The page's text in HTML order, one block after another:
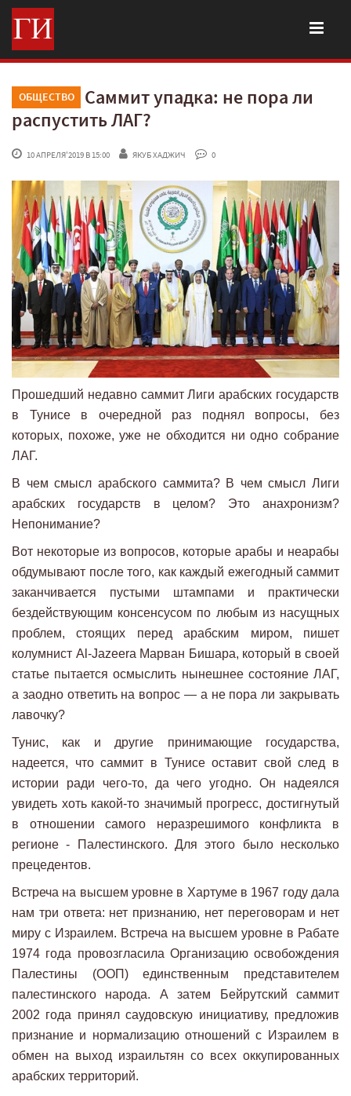
ОБЩЕСТВО
Саммит упадка: не пора ли
распустить ЛАГ?
10 АПРЕЛЯ'2019 В 15:00 ЯКУБ ХАДЖИЧ 0
Прошедший недавно саммит Лиги арабских государств
в Тунисе в очередной раз поднял вопросы, без
которых, похоже, уже не обходится ни одно собрание
ЛАГ.
В чем смысл арабского саммита? В чем смысл Лиги
арабских государств в целом? Это анахронизм?
Непонимание?
Вот некоторые из вопросов, которые арабы и неарабы
обдумывают после того, как каждый ежегодный саммит
заканчивается пустыми штампами и практически
бездействующим консенсусом по любым из насущных
проблем, стоящих перед арабским миром, пишет
колумнист Al-Jazeera Марван Бишара, который в своей
статье пытается осмыслить нынешнее состояние ЛАГ,
а заодно ответить на вопрос — а не пора ли закрывать
лавочку?
Тунис, как и другие принимающие государства,
надеется, что саммит в Тунисе оставит свой след в
истории ради чего-то, да чего угодно. Он надеялся
увидеть хоть какой-то значимый прогресс, достигнутый
в отношении самого неразрешимого конфликта в
регионе - Палестинского. Для этого было несколько
прецедентов.
Встреча на высшем уровне в Хартуме в 1967 году дала
нам три ответа: нет признанию, нет переговорам и нет
миру с Израилем. Встреча на высшем уровне в Рабате
1974 года провозгласила Организацию освобождения
Палестины (ООП) единственным представителем
палестинского народа. А затем Бейрутский саммит
2002 года принял саудовскую инициативу, предложив
признание и нормализацию отношений с Израилем в
обмен на выход израильтян со всех оккупированных
арабских территорий.